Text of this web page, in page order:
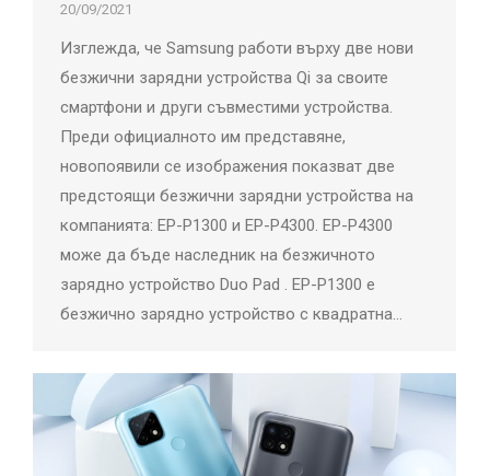
20/09/2021
Изглежда, че Samsung работи върху две нови
безжични зарядни устройства Qi за своите
смартфони и други съвместими устройства.
Преди официалното им представяне,
новопоявили се изображения показват две
предстоящи безжични зарядни устройства на
компанията: EP-P1300 и EP-P4300. EP-P4300
може да бъде наследник на безжичното
зарядно устройство Duo Pad . EP-P1300 е
безжично зарядно устройство с квадратна…